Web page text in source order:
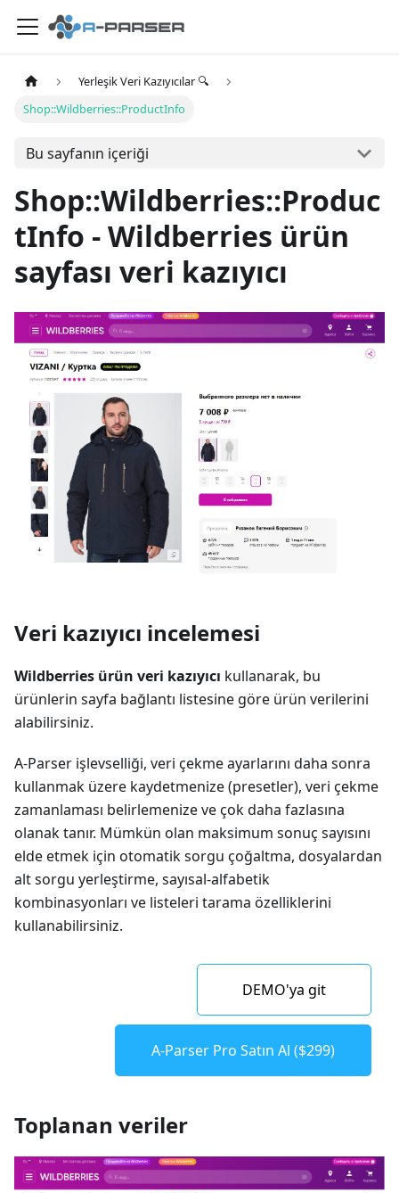
Yerleşik Veri Kazıyıcılar 🔍
Shop::Wildberries::ProductInfo
Bu sayfanın içeriği
Shop::Wildberries::Produc
tInfo - Wildberries ürün
sayfası veri kazıyıcı
Veri kazıyıcı incelemesi
Wildberries ürün veri kazıyıcı kullanarak, bu
ürünlerin sayfa bağlantı listesine göre ürün verilerini
alabilirsiniz.
A-Parser işlevselliği, veri çekme ayarlarını daha sonra
kullanmak üzere kaydetmenize (presetler), veri çekme
zamanlaması belirlemenize ve çok daha fazlasına
olanak tanır. Mümkün olan maksimum sonuç sayısını
elde etmek için otomatik sorgu çoğaltma, dosyalardan
alt sorgu yerleştirme, sayısal-alfabetik
kombinasyonları ve listeleri tarama özelliklerini
kullanabilirsiniz.
DEMO'ya git
A-Parser Pro Satın Al ($299)
Toplanan veriler